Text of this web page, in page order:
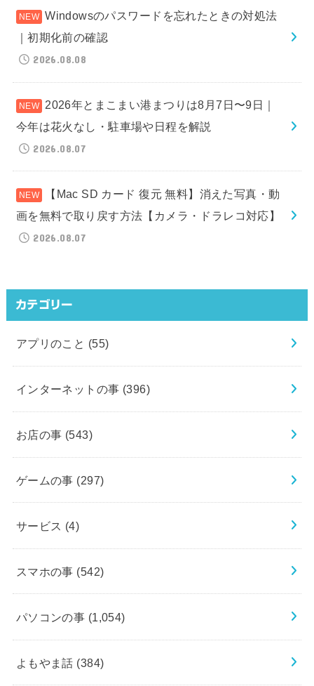
Windowsのパスワードを忘れたときの対処法
｜初期化前の確認
2026.08.08
2026年とまこまい港まつりは8月7日〜9日｜
今年は花火なし・駐車場や日程を解説
2026.08.07
【Mac SD カード 復元 無料】消えた写真・動
画を無料で取り戻す方法【カメラ・ドラレコ対応】
2026.08.07
カテゴリー
アプリのこと (55)
インターネットの事 (396)
お店の事 (543)
ゲームの事 (297)
サービス (4)
スマホの事 (542)
パソコンの事 (1,054)
よもやま話 (384)